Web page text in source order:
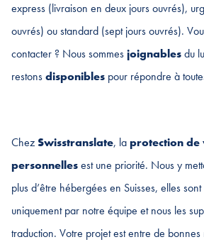
express (livraison en deux jours ouvrés),
ouvrés) ou standard (sept jours ouvrés).
contacter ? Nous sommesjoignablesdu
restonsdisponibles pour répondre à
ChezSwisstranslate, laprotection de
personnellesest une priorité. Nous y
plus d’être hébergées en Suisses, elles
uniquement par notre équipe et nous les
traduction. Votre projet est entre de bonnes